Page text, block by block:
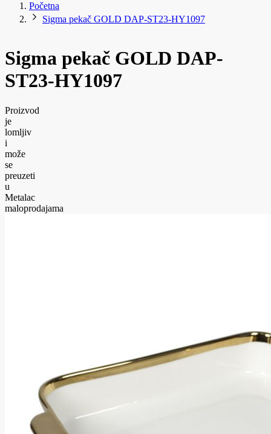
Početna
Sigma pekač GOLD DAP-ST23-HY1097
Sigma pekač GOLD DAP-
ST23-HY1097
Proizvod
je
lomljiv
i
može
se
preuzeti
u
Metalac
maloprodajama